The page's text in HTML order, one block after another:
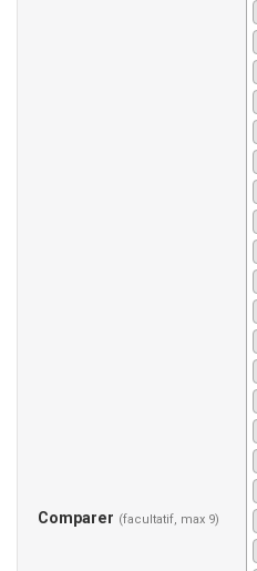
Comparer (facultatif, max 9)